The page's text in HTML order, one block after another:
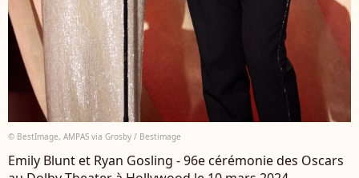
© BestImage, AMPAS via Grosby / Bestimage
Emily Blunt et Ryan Gosling - 96e cérémonie des Oscars